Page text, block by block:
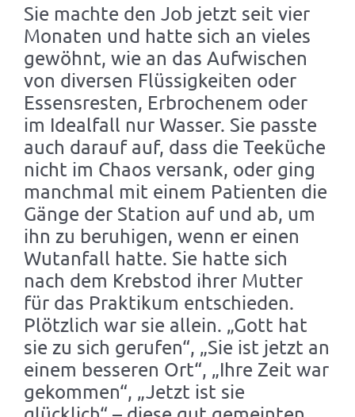
Sie machte den Job jetzt seit vier
Monaten und hatte sich an vieles
gewöhnt, wie an das Aufwischen
von diversen Flüssigkeiten oder
Essensresten, Erbrochenem oder
im Idealfall nur Wasser. Sie passte
auch darauf auf, dass die Teeküche
nicht im Chaos versank, oder ging
manchmal mit einem Patienten die
Gänge der Station auf und ab, um
ihn zu beruhigen, wenn er einen
Wutanfall hatte. Sie hatte sich
nach dem Krebstod ihrer Mutter
für das Praktikum entschieden.
Plötzlich war sie allein. „Gott hat
sie zu sich gerufen“, „Sie ist jetzt an
einem besseren Ort“, „Ihre Zeit war
gekommen“, „Jetzt ist sie